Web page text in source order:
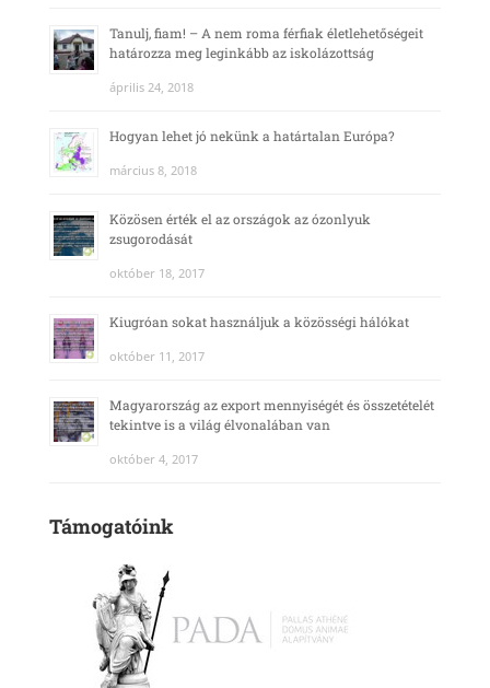
Tanulj, fiam! – A nem roma férfiak életlehetőségeit
határozza meg leginkább az iskolázottság
április 24, 2018
Hogyan lehet jó nekünk a határtalan Európa?
március 8, 2018
Közösen érték el az országok az ózonlyuk
zsugorodását
október 18, 2017
Kiugróan sokat használjuk a közösségi hálókat
október 11, 2017
Magyarország az export mennyiségét és összetételét
tekintve is a világ élvonalában van
október 4, 2017
Támogatóink